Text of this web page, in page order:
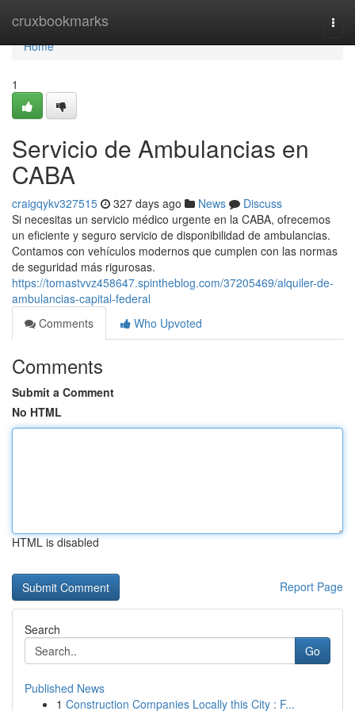
cruxbookmarks
Home
Home
1
Servicio de Ambulancias en
CABA
craigqykv327515 327 days ago News
Discuss
Si necesitas un servicio médico urgente en la CABA, ofrecemos
un eficiente y seguro servicio de disponibilidad de ambulancias.
Contamos con vehículos modernos que cumplen con las normas
de seguridad más rigurosas.
https://tomastvvz458647.spintheblog.com/37205469/alquiler-de-
ambulancias-capital-federal
Comments
Who Upvoted
Comments
Submit a Comment
No HTML
HTML is disabled
Report Page
Search
Go
Published News
1 Construction Companies Locally this City : F...